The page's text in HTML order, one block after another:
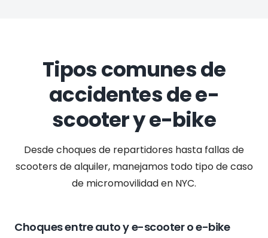
Tipos comunes de
accidentes de e-
scooter y e-bike
Desde choques de repartidores hasta fallas de
scooters de alquiler, manejamos todo tipo de caso
de micromovilidad en NYC.
Choques entre auto y e-scooter o e-bike